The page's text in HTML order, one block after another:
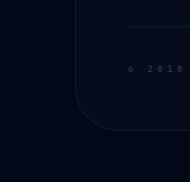
© 2010